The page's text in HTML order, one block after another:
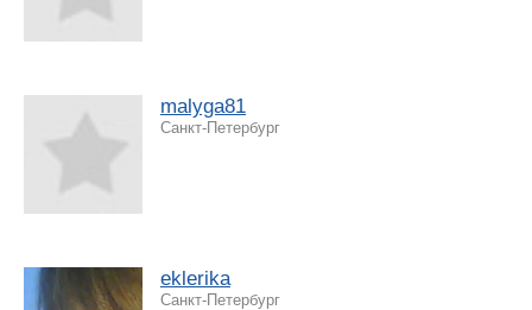
malyga81
Санкт-Петербург
eklerika
Санкт-Петербург